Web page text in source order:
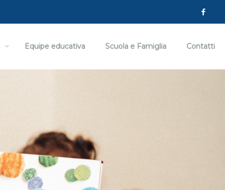
Equipe educativa Scuola e Famiglia Contatti